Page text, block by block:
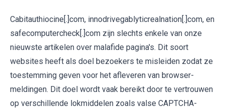
Cabitauthiocine[.]com, innodrivegablyticrealnation[.]com, en
safecomputercheck[.]com zijn slechts enkele van onze
nieuwste artikelen over malafide pagina's. Dit soort
websites heeft als doel bezoekers te misleiden zodat ze
toestemming geven voor het afleveren van browser-
meldingen. Dit doel wordt vaak bereikt door te vertrouwen
op verschillende lokmiddelen zoals valse CAPTCHA-